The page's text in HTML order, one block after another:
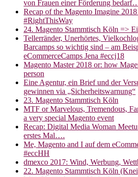
von Frauen einer Förderung
Recap of the Magento Imagine
#RightThisWay
24. Magento Stammtisch Köln =>
Tellerränder, Unerhörtes,
Barcamps so wichtig sind – am
eCommerceCamps Jena #eccj18
Magento Master 2018 or: how
person
Eine Agentur, ein Brief und der
gewinnen via „Sicherheitswarnung“
23. Magento Stammtisch Köln
MTF or Marvelous, Tremendous,
a very special Magento event
Recap: Digital Media Woman
erstes Mal….
Me, Magento and I auf dem
#eccHH
dmexco 2017: Wind, Werbung,
22. Magento Stammtisch Köln